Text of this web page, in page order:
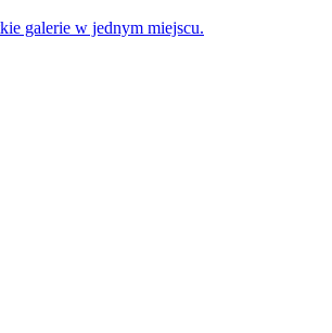
galerie w jednym miejscu.